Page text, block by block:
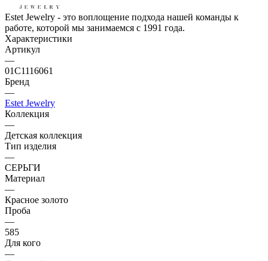
Estet Jewelry - это воплощение подхода нашей команды к
работе, которой мы занимаемся с 1991 года.
Характеристики
Артикул
—
01С1116061
Бренд
—
Estet Jewelry
Коллекция
—
Детская коллекция
Тип изделия
—
СЕРЬГИ
Материал
—
Красное золото
Проба
—
585
Для кого
—